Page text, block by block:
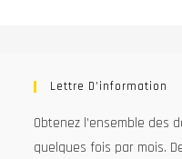
Lettre D’information
Obtenez l’ensemble des
quelques fois par mois.